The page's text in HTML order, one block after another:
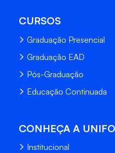
CURSOS
Graduação Presencial
Graduação EAD
Pós-Graduação
Educação Continuada
CONHEÇA A
Institucional